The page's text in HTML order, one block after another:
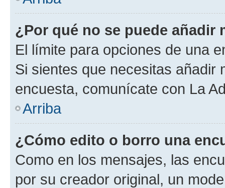
¿Por qué no se puede añadir
El límite para opciones de una
Si sientes que necesitas añadir
encuesta, comunícate con La
Arriba
¿Cómo edito o borro una
Como en los mensajes, las
por su creador original, un